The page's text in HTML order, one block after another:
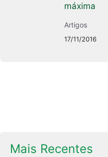
máxima
Artigos
17/11/2016
Mais Recentes